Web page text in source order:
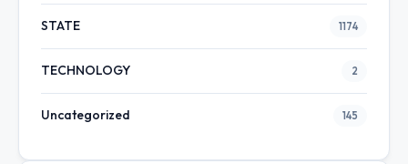
STATE 1174
TECHNOLOGY 2
Uncategorized 145